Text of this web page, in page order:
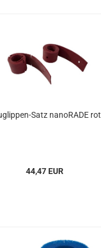
Satz nanoRADE rot
44,47 EUR